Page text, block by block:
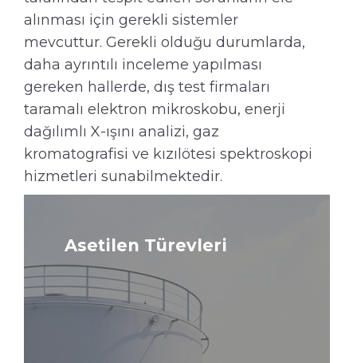
alınması için gerekli sistemler
mevcuttur. Gerekli olduğu durumlarda,
daha ayrıntılı inceleme yapılması
gereken hallerde, dış test firmaları
taramalı elektron mikroskobu, enerji
dağılımlı X-ışını analizi, gaz
kromatografisi ve kızılötesi spektroskopi
hizmetleri sunabilmektedir.
Asetilen Türevleri